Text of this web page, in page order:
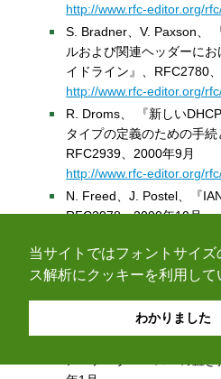
当サイトではフォントサイズ
ス解析にクッキーを利用して
わかりました
http://www.rfc-editor.org/
S. Bradner、V. Paxson、
ルおよび関連ヘッダーに
イドライン』、RFC2780
http://www.rfc-editor.org/
R. Droms、 『新しい
タイプの定義のための手続
RFC2939、2000年9月
http://www.rfc-editor.org/
N. Freed、J. Postel、『
RFC2978、2000年10月
Z. Albanna 他、 『IPv4マ
当てのためのIANAガイド
年8月
http://www.rfc-editor.org/
J. Reynolds、 『割り当て
ン・データベースへの置